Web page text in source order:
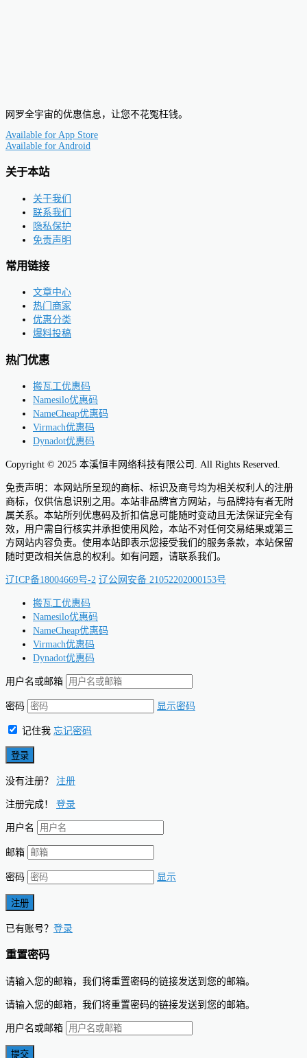
网罗全宇宙的优惠信息，让您不花冤枉钱。
Available for App Store
Available for Android
关于本站
关于我们
联系我们
隐私保护
免责声明
常用链接
文章中心
热门商家
优惠分类
爆料投稿
热门优惠
搬瓦工优惠码
Namesilo优惠码
NameCheap优惠码
Virmach优惠码
Dynadot优惠码
Copyright © 2025 本溪恒丰网络科技有限公司. All Rights Reserved.
免责声明：本网站所呈现的商标、标识及商号均为相关权利人的注册
商标，仅供信息识别之用。本站非品牌官方网站，与品牌持有者无附
属关系。本站所列优惠码及折扣信息可能随时变动且无法保证完全有
效，用户需自行核实并承担使用风险，本站不对任何交易结果或第三
方网站内容负责。使用本站即表示您接受我们的服务条款，本站保留
随时更改相关信息的权利。如有问题，请联系我们。
辽ICP备18004669号-2 辽公网安备 21052202000153号
搬瓦工优惠码
Namesilo优惠码
NameCheap优惠码
Virmach优惠码
Dynadot优惠码
用户名或邮箱
密码 显示密码
记住我 忘记密码
没有注册？ 注册
注册完成！ 登录
用户名
邮箱
密码 显示
已有账号？ 登录
重置密码
请输入您的邮箱，我们将重置密码的链接发送到您的邮箱。
请输入您的邮箱，我们将重置密码的链接发送到您的邮箱。
用户名或邮箱